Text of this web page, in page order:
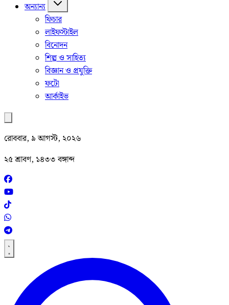
অন্যান্য
ফিচার
লাইফস্টাইল
বিনোদন
শিল্প ও সাহিত্য
বিজ্ঞান ও প্রযুক্তি
ফটো
আর্কাইভ
রোববার, ৯ আগস্ট, ২০২৬
২৫ শ্রাবণ, ১৪৩৩ বঙ্গাব্দ